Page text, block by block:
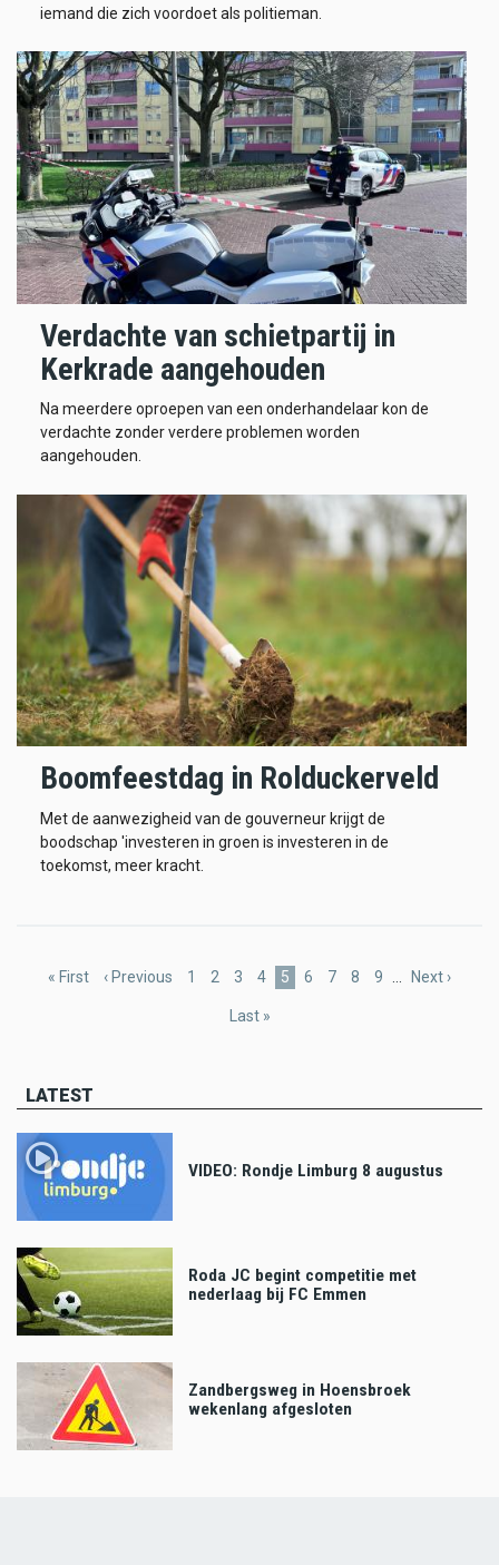
iemand die zich voordoet als politieman.
Verdachte van schietpartij in
Kerkrade aangehouden
Na meerdere oproepen van een onderhandelaar kon de
verdachte zonder verdere problemen worden
aangehouden.
Boomfeestdag in Rolduckerveld
Met de aanwezigheid van de gouverneur krijgt de
boodschap 'investeren in groen is investeren in de
toekomst, meer kracht.
First
« First
Previous
‹ Previous Page
1 Page
2 Page
3 Page
4
Current
5 Page
6 Page
7 Page
8 Page
9 …
Next
Next ›
Last
Last »
LATEST
VIDEO: Rondje Limburg 8 augustus
Roda JC begint competitie met
nederlaag bij FC Emmen
Zandbergsweg in Hoensbroek
wekenlang afgesloten